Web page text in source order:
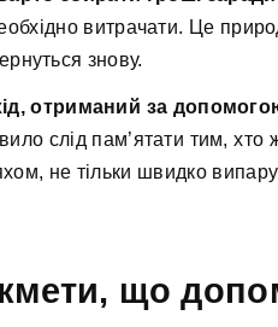
витрачати. Це
знову.
отриманий за
слід пам’ятати тим, хто
не тільки швидко
що